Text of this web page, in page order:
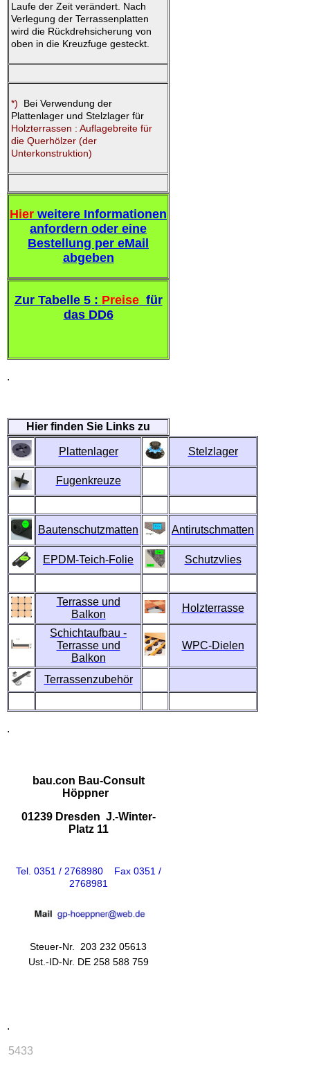
Laufe der Zeit verändert. Nach
Verlegung der Terrassenplatten
wird die Rückdrehsicherung von
oben in die Kreuzfuge gesteckt.
*) Bei Verwendung der
Plattenlager und Stelzlager für
Holzterrassen : Auflagebreite für
die Querhölzer (der
Unterkonstruktion)
Hier weitere Informationen
anfordern oder eine
Bestellung per eMail
abgeben
Zur Tabelle 5 : Preisefür
das DD6
.
Hier finden Sie Links zu
Plattenlager Stelzlager
Fugenkreuze
Bautenschutzmatten Antirutschmatten
EPDM-Teich-Folie Schutzvlies
Terrasse und
Balkon
Holzterrasse
Schichtaufbau -
Terrasse und
Balkon
WPC-Dielen
Terrassenzubehör
.
bau.con Bau-Consult
Höppner
01239 Dresden J.-Winter-
Platz 11
Tel. 0351 / 2768980 Fax 0351 /
2768981
Steuer-Nr. 203 232 05613
Ust.-ID-Nr. DE 258 588 759
.
5433